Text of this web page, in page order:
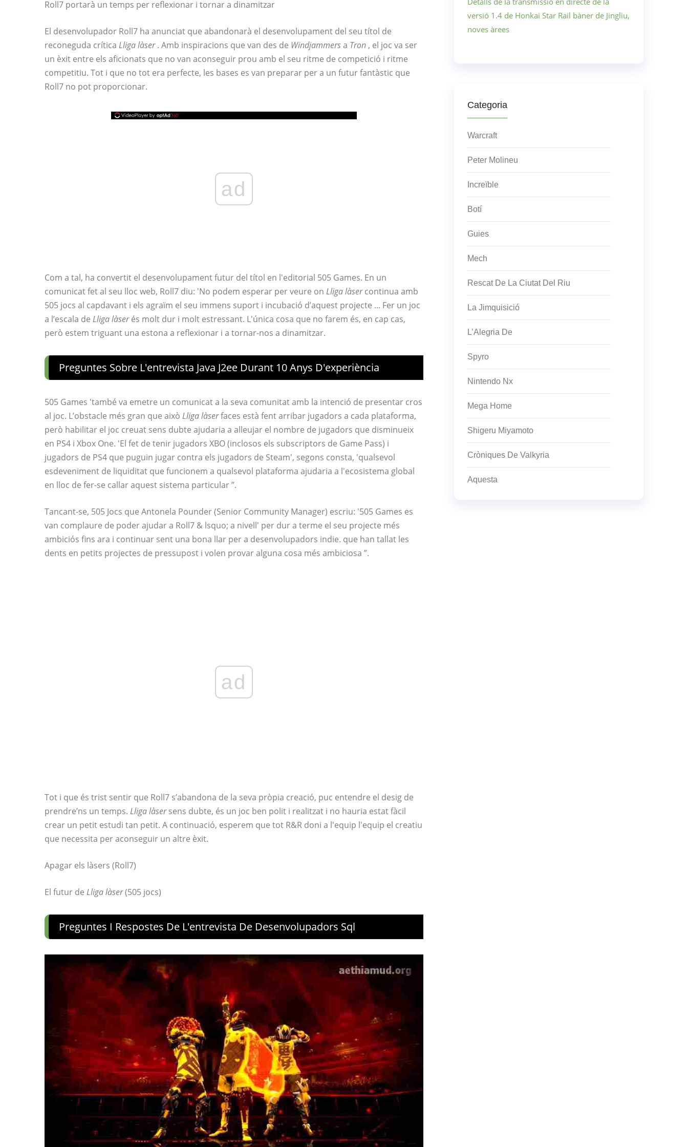
Roll7 portarà un temps per reflexionar i tornar a dinamitzar
El desenvolupador Roll7 ha anunciat que abandonarà el desenvolupament del seu títol de
reconeguda crítica Lliga làser. Amb inspiracions que van des de Windjammersa Tron , el joc va ser
un èxit entre els aficionats que no van aconseguir prou amb el seu ritme de competició i ritme
competitiu. Tot i que no tot era perfecte, les bases es van preparar per a un futur fantàstic que
Roll7 no pot proporcionar.
ad
Com a tal, ha convertit el desenvolupament futur del títol en l'editorial 505 Games. En un
comunicat fet al seu lloc web, Roll7 diu: 'No podem esperar per veure on Lliga làsercontinua amb
505 jocs al capdavant i els agraïm el seu immens suport i incubació d’aquest projecte ... Fer un joc
a l’escala de Lliga làserés molt dur i molt estressant. L'única cosa que no farem és, en cap cas,
però estem triguant una estona a reflexionar i a tornar-nos a dinamitzar.
Preguntes Sobre L'entrevista Java J2ee Durant 10 Anys D'experiència
505 Games 'també va emetre un comunicat a la seva comunitat amb la intenció de presentar cros
al joc. L’obstacle més gran que això Lliga làserfaces està fent arribar jugadors a cada plataforma,
però habilitar el joc creuat sens dubte ajudaria a alleujar el nombre de jugadors que disminueix
en PS4 i Xbox One. 'El fet de tenir jugadors XBO (inclosos els subscriptors de Game Pass) i
jugadors de PS4 que puguin jugar contra els jugadors de Steam', segons consta, 'qualsevol
esdeveniment de liquiditat que funcionem a qualsevol plataforma ajudaria a l'ecosistema global
en lloc de fer-se callar aquest sistema particular ”.
Tancant-se, 505 Jocs que Antonela Pounder (Senior Community Manager) escriu: '505 Games es
van complaure de poder ajudar a Roll7 & lsquo; a nivell' per dur a terme el seu projecte més
ambiciós fins ara i continuar sent una bona llar per a desenvolupadors indie. que han tallat les
dents en petits projectes de pressupost i volen provar alguna cosa més ambiciosa ”.
ad
Tot i que és trist sentir que Roll7 s’abandona de la seva pròpia creació, puc entendre el desig de
prendre’ns un temps. Lliga làsersens dubte, és un joc ben polit i realitzat i no hauria estat fàcil
crear un petit estudi tan petit. A continuació, esperem que tot R&R doni a l'equip l'equip el creatiu
que necessita per aconseguir un altre èxit.
Apagar els làsers (Roll7)
El futur de Lliga làser(505 jocs)
Preguntes I Respostes De L'entrevista De Desenvolupadors Sql
versió 1.4 de Honkai Star Rail bàner de Jingliu,
noves àrees
Categoria
Warcraft
Peter Molineu
Increïble
Botí
Guies
Mech
Rescat De La Ciutat Del Riu
La Jimquisició
L’Alegria De
Spyro
Nintendo Nx
Mega Home
Shigeru Miyamoto
Cròniques De Valkyria
Aquesta